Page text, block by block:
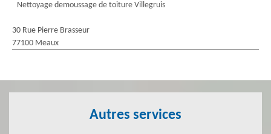
Nettoyage demoussage de toiture Villegruis
30 Rue Pierre Brasseur
77100 Meaux
Autres services